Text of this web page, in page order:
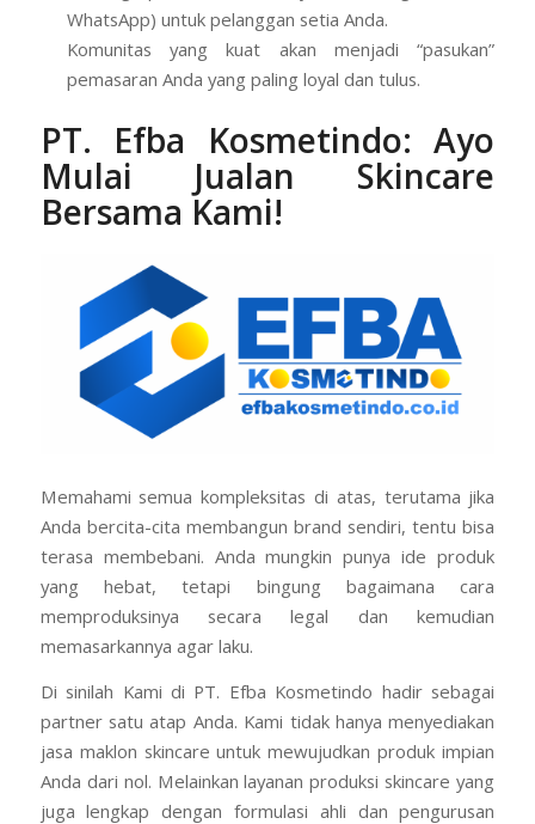
WhatsApp) untuk pelanggan setia Anda.
Komunitas yang kuat akan menjadi “pasukan”
pemasaran Anda yang paling loyal dan tulus.
PT. Efba Kosmetindo: Ayo
Mulai Jualan Skincare
Bersama Kami!
Memahami semua kompleksitas di atas, terutama jika
Anda bercita-cita membangun brand sendiri, tentu bisa
terasa membebani. Anda mungkin punya ide produk
yang hebat, tetapi bingung bagaimana cara
memproduksinya secara legal dan kemudian
memasarkannya agar laku.
Di sinilah Kami di PT. Efba Kosmetindo hadir sebagai
partner satu atap Anda. Kami tidak hanya menyediakan
jasa maklon skincare untuk mewujudkan produk impian
Anda dari nol. Melainkan layanan produksi skincare yang
juga lengkap dengan formulasi ahli dan pengurusan